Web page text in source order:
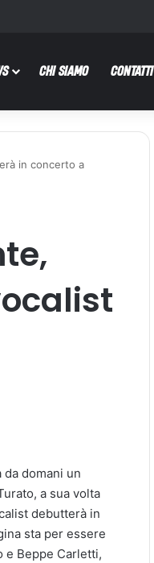
CHI SIAMO CONTATTI
in concerto a
da domani un
a sua volta
debutterà in
sta per essere
e Beppe Carletti,